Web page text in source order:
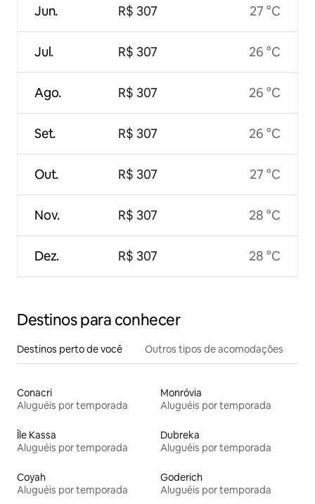
Jun.
Jul.
Ago.
Set.
Out.
Nov.
Dez.
R$ 307
R$ 307
R$ 307
R$ 307
R$ 307
R$ 307
R$ 307
27 °C
26 °C
26 °C
26 °C
27 °C
28 °C
28 °C
Destinos para conhecer
Destinos perto de você Outros tipos de acomodações
Conacri
Aluguéis por temporada
Monróvia
Aluguéis por temporada
Île Kassa
Aluguéis por temporada
Dubreka
Aluguéis por temporada
Coyah
Aluguéis por temporada
Goderich
Aluguéis por temporada